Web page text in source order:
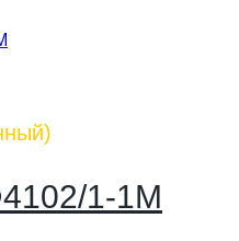
1-1М